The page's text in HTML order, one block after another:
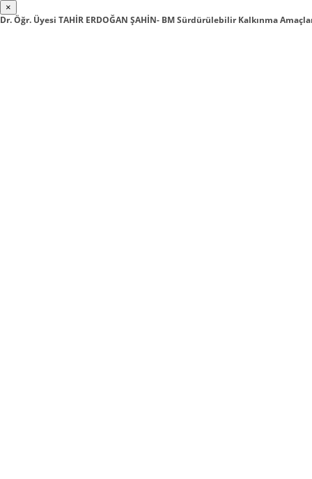
×
Dr. Öğr. Üyesi TAHİR ERDOĞAN ŞAHİN- BM Sürdürülebilir Kalkınma